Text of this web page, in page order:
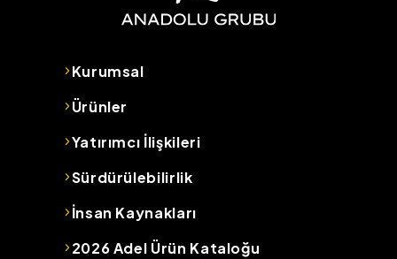
Kurumsal
Ürünler
Yatırımcı İlişkileri
Sürdürülebilirlik
İnsan Kaynakları
2026 Adel Ürün Kataloğu